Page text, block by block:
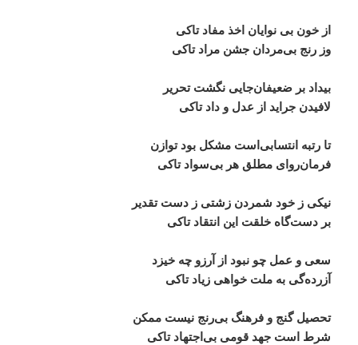
از خون بی نوایان اخذ مفاد تاکی
وز رنج بیمردان جشن مراد تاکی
بیداد بر ضعیفانجایی نگشت تحریر
لافیدن جراید از عدل و داد تاکی
تا رتبه انتسابی است مشکل بود توازن
فرمانروای مطلق هر بیسواد تاکی
نیکی ز خود شمردن زشتی ز دست تقدیر
بر دستگاه خلقت این انتقاد تاکی
سعی و عمل چو نبود از آرزو چه خیزد
آزردهگی به ملت خواهی زیاد تاکی
تحصیل گنج و فرهنگ بیرنج نیست ممکن
شرط است جهد قومی بی اجتهاد تاکی